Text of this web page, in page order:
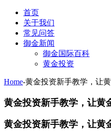
首页
关于我们
常见问答
御金新闻
御金国际百科
黄金投资
Home-黄金投资新手教学，让
黄金投资新手教学，让黄
黄金投资新手教学，让黄